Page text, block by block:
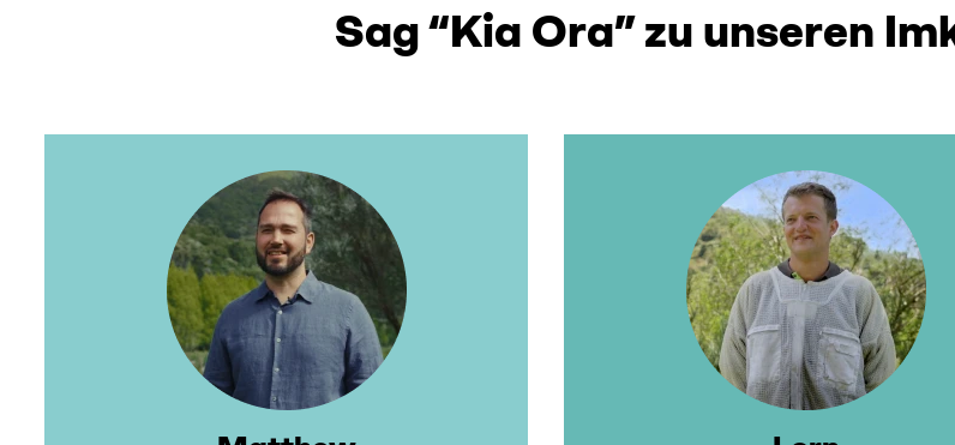
Sag “Kia Ora” zu unseren